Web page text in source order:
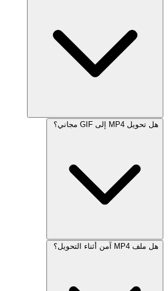
هل تحويل MP4 إلى GIF مجاني؟
هل ملف MP4 آمن أثناء التحويل؟